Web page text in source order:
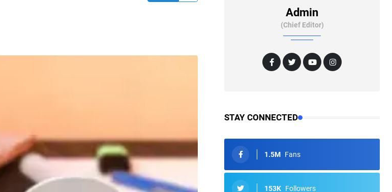
Admin
(Chief Editor)
STAY CONNECTED
1.5M Fans
153K Followers